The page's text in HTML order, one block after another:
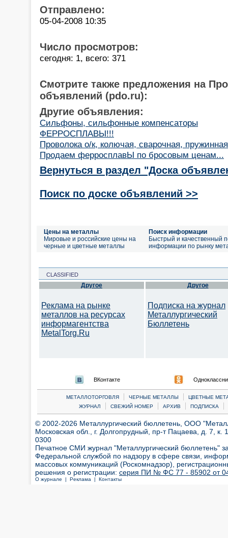
Отправлено:
05-04-2008 10:35
Число просмотров:
сегодня: 1, всего: 371
Смотрите также предложения на
объявлений (pdo.ru):
Другие объявления:
Сильфоны, сильфонные компенсаторы
ФЕРРОСПЛАВЫ!!!
Проволока о/к, колючая, сварочная,
Продаем ферросплавЫ по бросовым ценам...
Вернуться в раздел "Доска
Поиск по доске объявлений >>
Цены на металлы
Мировые и российские цены на
черные и цветные металлы
Поиск информации
Быстрый и качественный
информации по рынку
CLASSIFIED
Другое
Реклама на рынке
металлов на ресурсах
информагентства
MetalTorg.Ru
Другое
Подписка на журнал
Металлургический
Бюллетень
ВКонтакте
МЕТАЛЛОТОРГОВЛЯ | ЧЕРНЫЕ МЕТАЛЛЫ |
ЦВЕТНЫЕ
ЖУРНАЛ
| СВЕЖИЙ НОМЕР | АРХИВ | ПОДПИСКА |
© 2002-2026 Металлургический бюллетень, ООО
Московская обл., г. Долгопрудный, пр-т Пацаева, д. 7,
0300
Печатное СМИ журнал "Металлургический бюллетень"
Федеральной службой по надзору в сфере связи,
массовых коммуникаций (Роскомнадзор),
решения о регистрации: серия ПИ № ФС 77 - 85902 от 04
О журнале | Реклама | Контакты